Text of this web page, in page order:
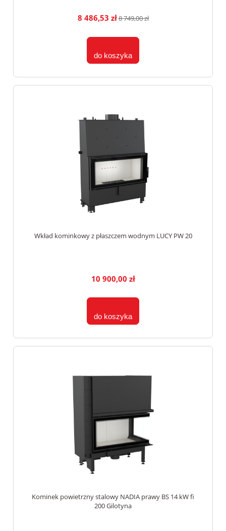
8 486,53 zł8 749,00 zł
do koszyka
Wkład kominkowy z płaszczem wodnym LUCY PW 20
10 900,00 zł
do koszyka
Kominek powietrzny stalowy NADIA prawy BS 14 kW fi
200 Gilotyna